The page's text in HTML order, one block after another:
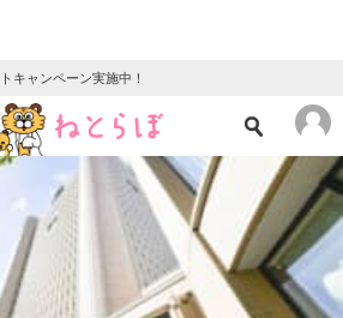
キャンペーン実施中！
ニュース